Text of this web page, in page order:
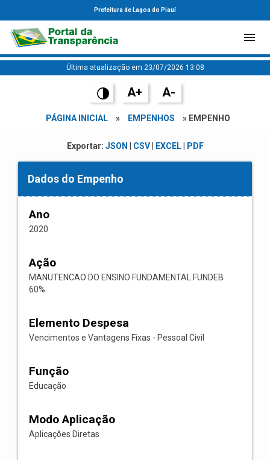
Prefeitura de Lagoa do Piauí
Última atualização em 23/07/2026 13:08
A+ A-
PÁGINA INICIAL » EMPENHOS » EMPENHO
Exportar: JSON CSV| EXCEL| PDF
Dados do Empenho
Ano
2020
Ação
MANUTENCAO DO ENSINO FUNDAMENTAL FUNDEB
60%
Elemento Despesa
Vencimentos e Vantagens Fixas - Pessoal Civil
Função
Educação
Modo Aplicação
Aplicações Diretas